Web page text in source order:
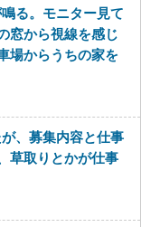
る。モニター見て
窓から視線を感じ
場からうちの家を
、募集内容と仕事
草取りとかが仕事